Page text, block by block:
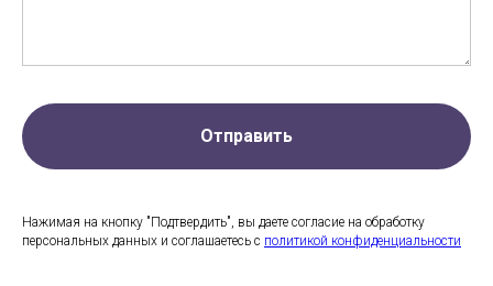
Отправить
Нажимая на кнопку "Подтвердить", вы даете согласие на обработку
персональных данных и соглашаетесь c политикой конфиденциальности